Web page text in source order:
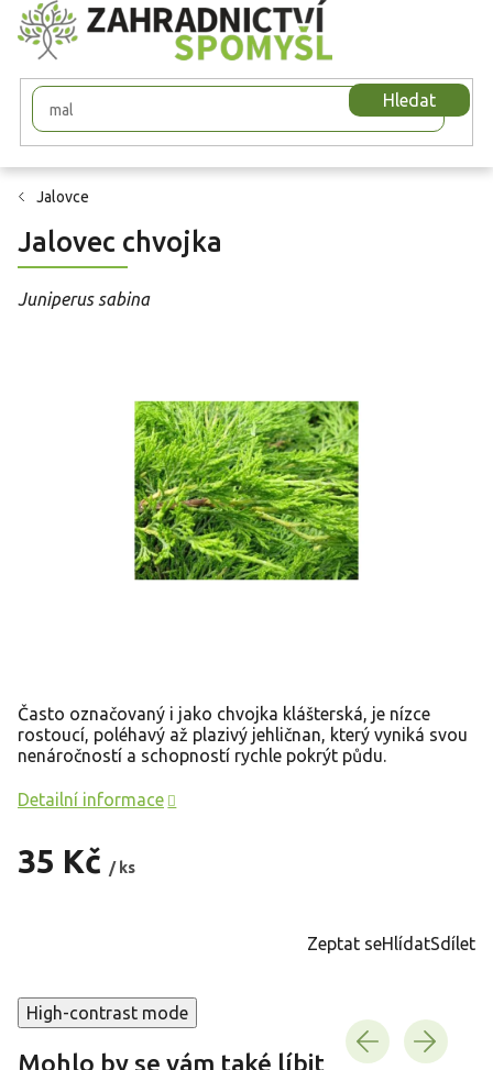
Přejít
na
obsah
Hledat
Jalovce
Jalovec chvojka
Juniperus sabina
35 Kč / ks
Často označovaný i jako chvojka klášterská, je nízce
rostoucí, poléhavý až plazivý jehličnan, který vyniká svou
nenáročností a schopností rychle pokrýt půdu.
Detailní informace
Zeptat seHlídatSdílet
High-contrast mode
Mohlo by se vám také líbit